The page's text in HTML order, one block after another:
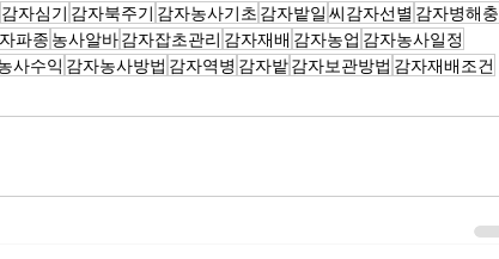
감자심기 감자북주기 감자농사기초 감자밭일 씨감자선별 감자병해충
파종 농사알바감자잡초관리 감자재배 감자농업 감자농사일정
사수익 감자농사방법 감자역병 감자밭감자보관방법 감자재배조건